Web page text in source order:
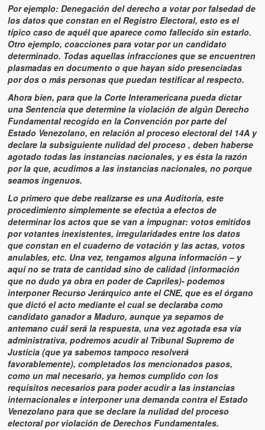
Por ejemplo: Denegación del derecho a votar por falsedad de
los datos que constan en el Registro Electoral, esto es el
típico caso de aquél que aparece como fallecido sin estarlo.
Otro ejemplo, coacciones para votar por un candidato
determinado. Todas aquellas infracciones que se encuentren
plasmadas en documento o que hayan sido presenciadas
por dos o más personas que puedan testificar al respecto.
Ahora bien, para que la Corte Interamericana pueda dictar
una Sentencia que determine la violación de algún Derecho
Fundamental recogido en la Convención por parte del
Estado Venezolano, en relación al proceso electoral del 14A y
declare la subsiguiente nulidad del proceso , deben haberse
agotado todas las instancias nacionales, y es ésta la razón
por la que, acudimos a las instancias nacionales, no porque
seamos ingenuos.
Lo primero que debe realizarse es una Auditoria, este
procedimiento simplemente se efectúa a efectos de
determinar los actos que se van a impugnar: votos emitidos
por votantes inexistentes, irregularidades entre los datos
que constan en el cuaderno de votación y las actas, votos
anulables, etc. Una vez, tengamos alguna información – y
aquí no se trata de cantidad sino de calidad (información
que no dudo ya obra en poder de Capriles)- podemos
interponer Recurso Jerárquico ante el CNE, que es el órgano
que dictó el acto mediante el cual se declaraba como
candidato ganador a Maduro, aunque ya sepamos de
antemano cuál será la respuesta, una vez agotada esa vía
administrativa, podremos acudir al Tribunal Supremo de
Justicia (que ya sabemos tampoco resolverá
favorablemente), completados los mencionados pasos,
como un mal necesario, ya hemos cumplido con los
requisitos necesarios para poder acudir a las instancias
internacionales e interponer una demanda contra el Estado
Venezolano para que se declare la nulidad del proceso
electoral por violación de Derechos Fundamentales.